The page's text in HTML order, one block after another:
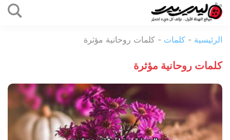
المحتوى
بيرد
الرئيسية - كلمات - كلمات روحانية مؤثرة
كلمات روحانية مؤثرة